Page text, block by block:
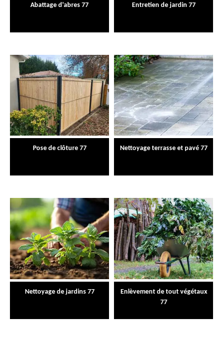
Abattage d'abres 77 Entretien de jardin 77
Pose de clôture 77 Nettoyage terrasse et pavé 77
Nettoyage de jardins 77
Enlèvement de tout végétaux
77